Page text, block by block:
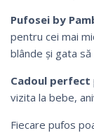
Pufosei by
pentru cei mai
blânde și gata
Cadoul perfect
vizita la bebe,
Fiecare pufos